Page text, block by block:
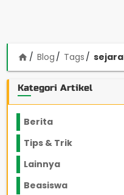
home Blog Tags
Kategori Artikel
Berita
Tips & Trik
Lainnya
Beasiswa